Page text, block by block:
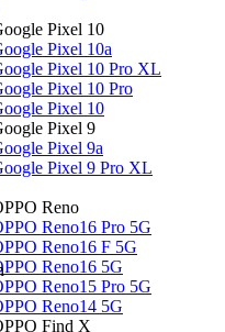
Pixel 10
Pixel 10a
Pixel 10 Pro XL
Pixel 10 Pro
Pixel 10
Pixel 9
Pixel 9a
Pixel 9 Pro XL
Reno
Reno16 Pro 5G
Reno16 F 5G
Reno16 5G
Reno15 Pro 5G
Reno14 5G
Find X